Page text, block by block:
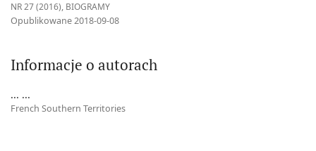
NR 27 (2016), BIOGRAMY
Informacje o autorach
Opublikowane 2018-09-08
... ...
French Southern Territories